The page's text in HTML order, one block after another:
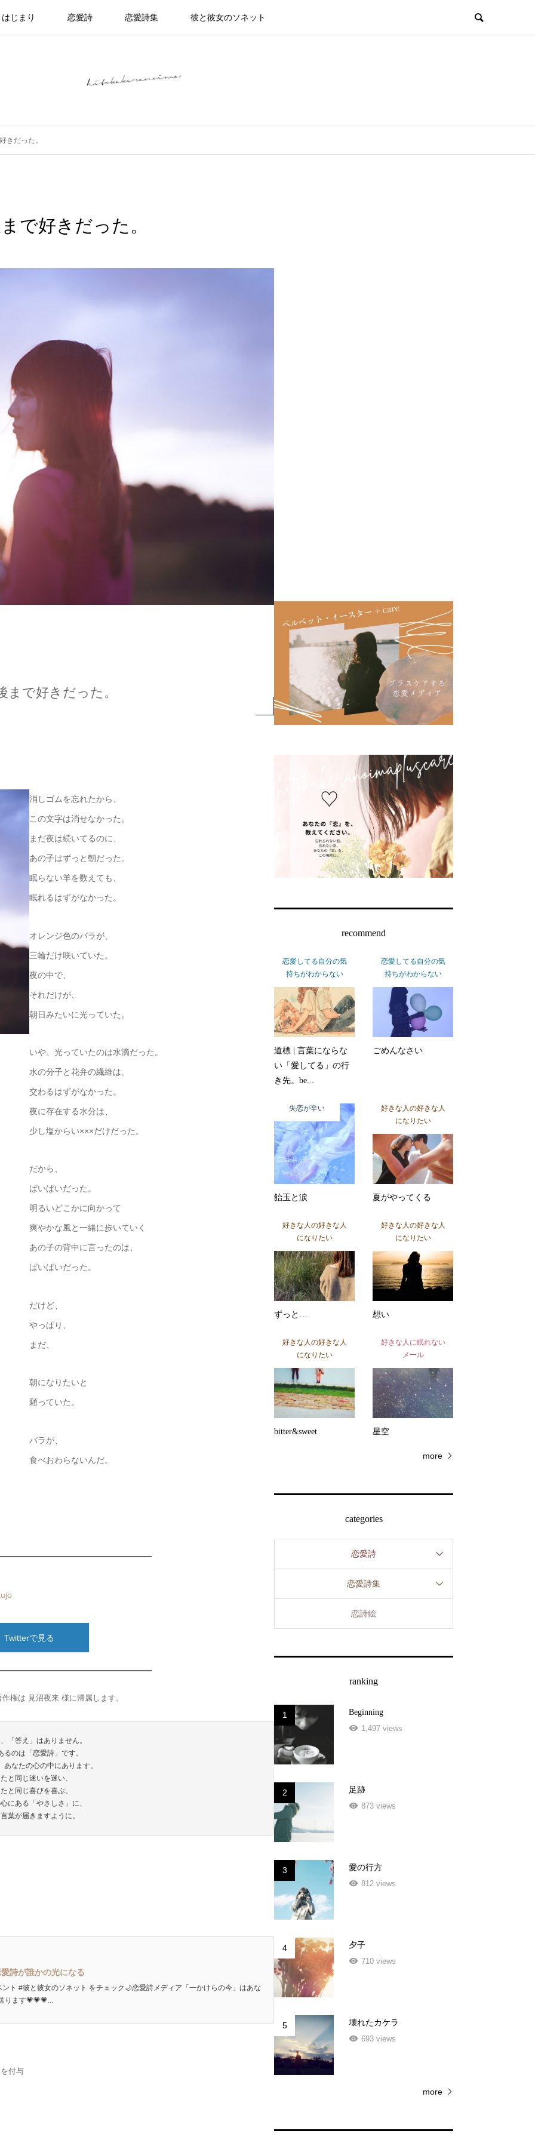
はじまり 恋愛詩 恋愛詩集 彼と彼女のソネット
きだった。
で好きだった。
まで好きだった。
消しゴムを忘れたから、
この文字は消せなかった。
まだ夜は続いてるのに、
あの子はずっと朝だった。
眠らない羊を数えても、
眠れるはずがなかった。
オレンジ色のバラが、
三輪だけ咲いていた。
夜の中で、
それだけが、
朝日みたいに光っていた。
いや、光っていたのは水滴だった。
水の分子と花弁の繊維は、
交わるはずがなかった。
夜に存在する水分は、
少し塩からい×××だけだった。
だから、
ばいばいだった。
明るいどこかに向かって
爽やかな風と一緒に歩いていく
あの子の背中に言ったのは、
ばいばいだった。
だけど、
やっぱり、
まだ、
朝になりたいと
願っていた。
バラが、
食べおわらないんだ。
Twitterで見る
権は 見沼夜来 様に帰属します。
「答え」はありません。
るのは「恋愛詩」です。
あなたの心の中にあります。
と同じ迷いを迷い、
と同じ喜びを喜ぶ。
にある「やさしさ」に、
葉が届きますように。
詩が誰かの光になる
ト #彼と彼女のソネット をチェック🌙恋愛詩メディア「一かけらの今」はあな
ります💗💗💗...
付与
recommend
恋愛してる自分の気
持ちがわからない
道標 | 言葉にならな
い「愛してる」の行
き先。be...
恋愛してる自分の気
持ちがわからない
ごめんなさい
失恋が辛い
飴玉と涙
好きな人の好きな人
になりたい
夏がやってくる
好きな人の好きな人
になりたい
ずっと…
好きな人の好きな人
になりたい
想い
好きな人の好きな人
になりたい
bitter&sweet
好きな人に眠れない
メール
星空
more
categories
恋愛詩
恋愛詩集
恋詩絵
ranking
1
Beginning
1,497 views
2
足跡
873 views
3
愛の行方
812 views
4
夕子
710 views
5
壊れたカケラ
693 views
more